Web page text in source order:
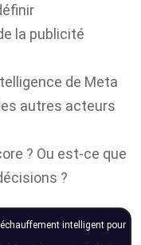
la publicité
de Meta
autres acteurs
? Ou est-ce que
?
intelligent pour